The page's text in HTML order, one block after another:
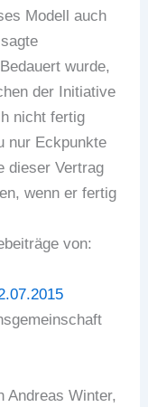
Modell auch
wurde,
der Initiative
nicht fertig
nur Eckpunkte
dieser Vertrag
wenn er fertig
von:
Andreas Winter,